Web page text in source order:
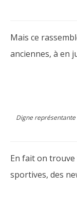
Mais ce
anciennes, à en
Digne représentante
En fait on
sportives, des